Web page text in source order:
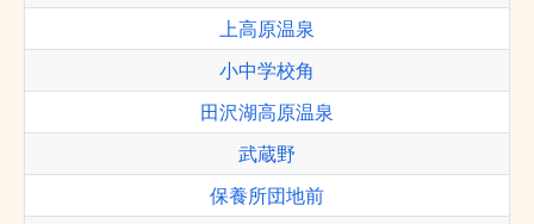
上高原温泉
小中学校角
田沢湖高原温泉
武蔵野
保養所団地前